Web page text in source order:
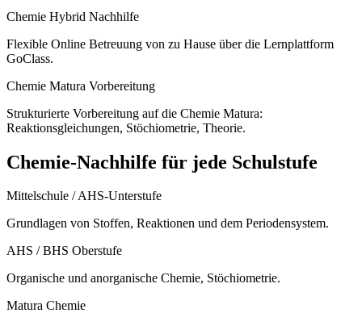
Chemie Hybrid Nachhilfe
Flexible Online Betreuung von zu Hause über die Lernplattform
GoClass.
Chemie Matura Vorbereitung
Strukturierte Vorbereitung auf die Chemie Matura:
Reaktionsgleichungen, Stöchiometrie, Theorie.
Chemie-Nachhilfe für jede Schulstufe
Mittelschule / AHS-Unterstufe
Grundlagen von Stoffen, Reaktionen und dem Periodensystem.
AHS / BHS Oberstufe
Organische und anorganische Chemie, Stöchiometrie.
Matura Chemie